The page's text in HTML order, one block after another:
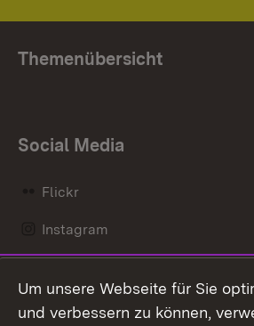
Themenübersicht
Social Media
Flickr
Instagram
Mastodon
Um unsere Webseite für Sie
und verbessern zu können,